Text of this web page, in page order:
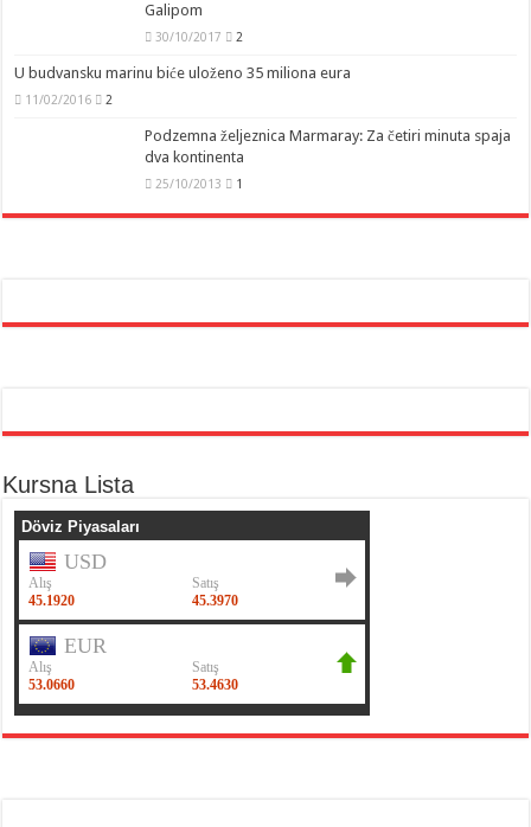
Galipom
30/10/2017 2
U budvansku marinu biće uloženo 35 miliona eura
11/02/2016 2
Podzemna željeznica Marmaray: Za četiri minuta spaja
dva kontinenta
25/10/2013 1
Kursna Lista